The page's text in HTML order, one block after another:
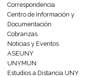
Correspondencia
Centro de Información y
Documentación
Cobranzas
Noticias y Eventos
ASEUNY
UNYMUN
Estudios a Distancia UNY